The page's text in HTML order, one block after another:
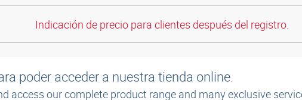
Indicación de precio para clientes después del registro.
poder acceder a nuestra tienda online.
access our complete product range and many exclusive